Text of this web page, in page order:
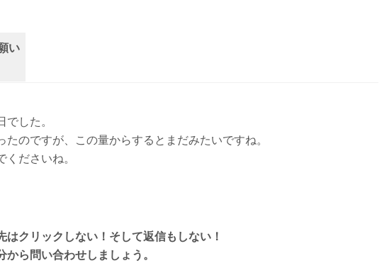
い
した。
のですが、この量からするとまだみたいですね。
ださいね。
はクリックしない！そして返信もしない！
ら問い合わせしましょう。